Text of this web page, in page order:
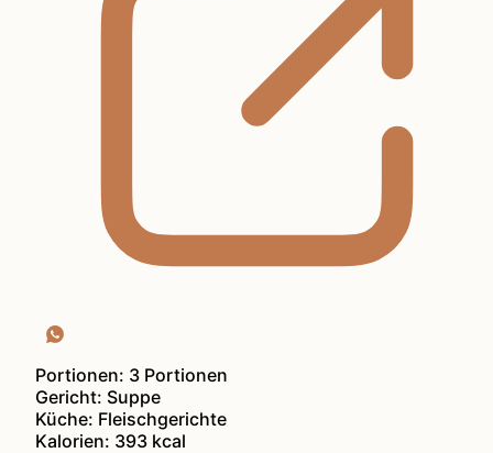
Portionen: 3 Portionen
Gericht: Suppe
Küche: Fleischgerichte
Kalorien: 393 kcal